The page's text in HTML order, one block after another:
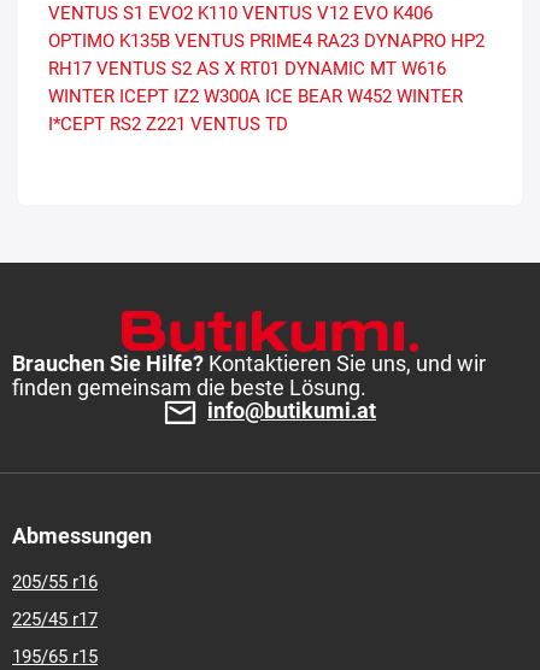
VENTUS S1 EVO2 K110 VENTUS V12 EVO K406
OPTIMO K135B VENTUS PRIME4 RA23 DYNAPRO HP2
RH17 VENTUS S2 AS X RT01 DYNAMIC MT W616
WINTER ICEPT IZ2 W300A ICE BEAR W452 WINTER
I*CEPT RS2 Z221 VENTUS TD
Brauchen Sie Hilfe? Kontaktieren Sie uns, und wir
finden gemeinsam die beste Lösung.
info@butikumi.at
Abmessungen
205/55 r16
225/45 r17
195/65 r15